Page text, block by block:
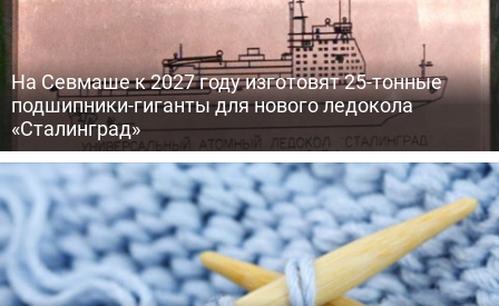
На Севмаше к 2027 году изготовят 25-тонные
подшипники-гиганты для нового ледокола
«Сталинград»